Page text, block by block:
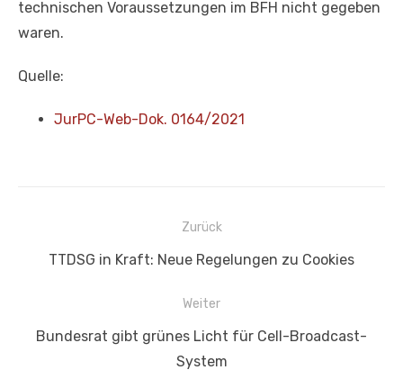
technischen Voraussetzungen im BFH nicht gegeben
waren.
Quelle:
JurPC-Web-Dok. 0164/2021
Beitragsnavigation
Zurück
Vorheriger
TTDSG in Kraft: Neue Regelungen zu Cookies
Weiter
Nächster
Bundesrat gibt grünes Licht für Cell-Broadcast-
System